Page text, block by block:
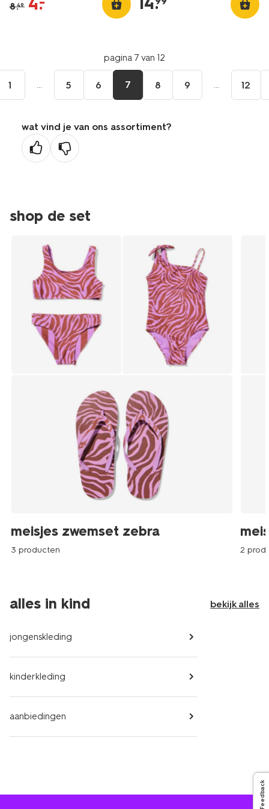
8.49
pagina 7 van 12
1 ... 5 6 7 8 9 ... 12
wat vind je van ons assortiment?
Feedback
shop de set
meisjes zwemset zebra
3 producten 2
alles in kind bekijk alles
jongenskleding
kinderkleding
aanbiedingen